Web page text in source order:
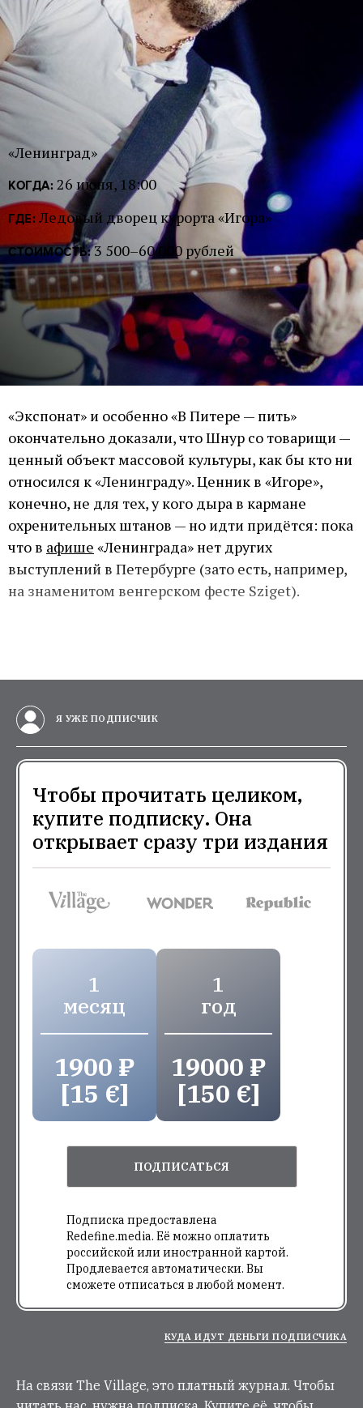
«Ленинград»
КОГДА: 26 июня, 18:00
ГДЕ: Ледовый дворец курорта «Игора»
СТОИМОСТЬ:3 500–60 000 рублей
«Экспонат» и особенно «В Питере — пить»
окончательно доказали, что Шнур со товарищи —
ценный объект массовой культуры, как бы кто ни
относился к «Ленинграду». Ценник в «Игоре»,
конечно, не для тех, у кого дыра в кармане
охренительных штанов — но идти придётся: пока
что в афише «Ленинграда» нет других
выступлений в Петербурге (зато есть, например,
на знаменитом венгерском фесте Sziget).
Я УЖЕ ПОДПИСЧИК
Чтобы прочитать целиком,
купите подписку. Она
открывает сразу три издания
1
месяц
1900 ₽
[15 €]
1
год
19000 ₽
[150 €]
ПОДПИСАТЬСЯ
Подписка предоставлена
Redefine.media. Её можно оплатить
российской или иностранной картой.
Продлевается автоматически. Вы
сможете отписаться в любой момент.
КУДА ИДУТ ДЕНЬГИ ПОДПИСЧИКА
На связи The Village, это платный журнал. Чтобы